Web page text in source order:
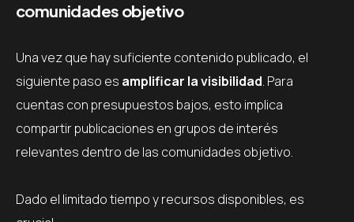
comunidades objetivo
Una vez que hay suficiente contenido publicado, el
siguiente paso es amplificar la visibilidad. Para
cuentas con presupuestos bajos, esto implica
compartir publicaciones en grupos de interés
relevantes dentro de las comunidades objetivo.
Dado el limitado tiempo y recursos disponibles, es